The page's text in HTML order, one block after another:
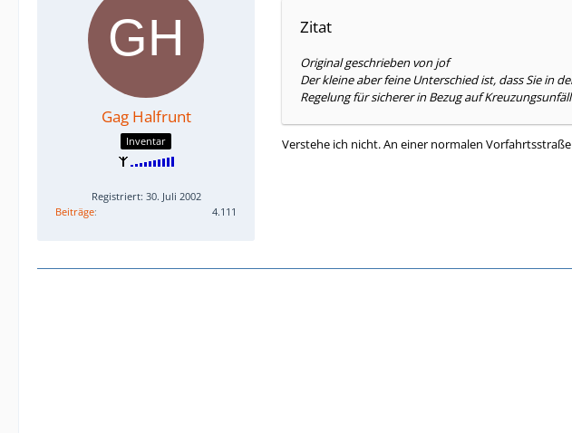
Gag Halfrunt
Inventar
Registriert: 30. Juli 2002
Beiträge
4.111
Zitat
Original geschrieben von jof
Der kleine aber feine Unterschied ist, dass Sie in
Regelung für sicherer in Bezug auf
Verstehe ich nicht. An einer normalen